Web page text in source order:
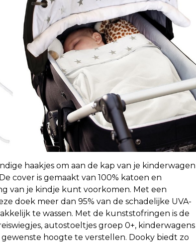
haakjes om aan de kap van je kinderwagen
cover is gemaakt van 100% katoen en
van je kindje kunt voorkomen. Met een
doek meer dan 95% van de schadelijke UVA-
te wassen. Met de kunststofringen is de
autostoeltjes groep 0+, kinderwagens
hoogte te verstellen. Dooky biedt zo